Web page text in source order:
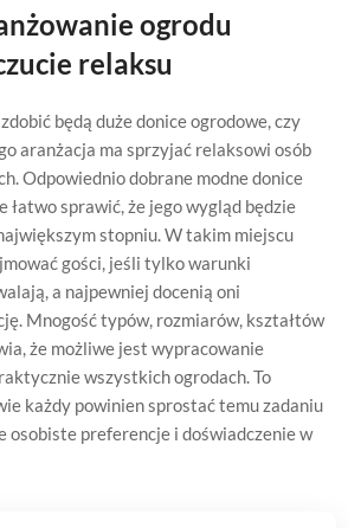
ogrodu
relaksu
będą duże donice ogrodowe, czy
aranżacja ma sprzyjać relaksowi osób
Odpowiednio dobrane modne donice
łatwo sprawić, że jego wygląd będzie
stopniu. W takim miejscu
gości, jeśli tylko warunki
a najpewniej docenią oni
Mnogość typów, rozmiarów, kształtów
że możliwe jest wypracowanie
wszystkich ogrodach. To
każdy powinien sprostać temu zadaniu
osobiste preferencje i doświadczenie w